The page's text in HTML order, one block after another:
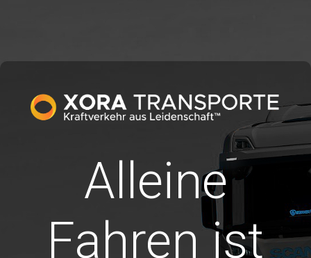
Alleine
Fahren ist